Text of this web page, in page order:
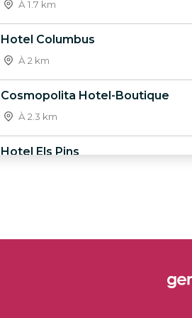
À 1.7 km
Hotel Columbus
À 2 km
Cosmopolita Hotel-Boutique
À 2.3 km
Hotel Els Pins